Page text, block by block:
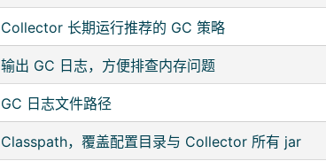
Collector 长期运行推荐的 GC 策略
输出 GC 日志，方便排查内存问题
GC 日志文件路径
Classpath，覆盖配置目录与 Collector 所有 jar